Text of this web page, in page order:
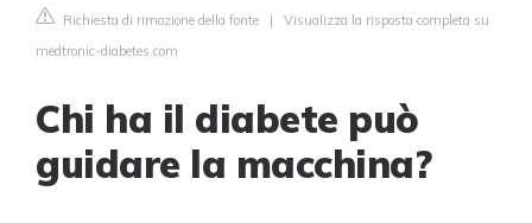
Richiesta di rimozione della fonte | Visualizza la risposta completa su
medtronic-diabetes.com
Chi ha il diabete può
guidare la macchina?